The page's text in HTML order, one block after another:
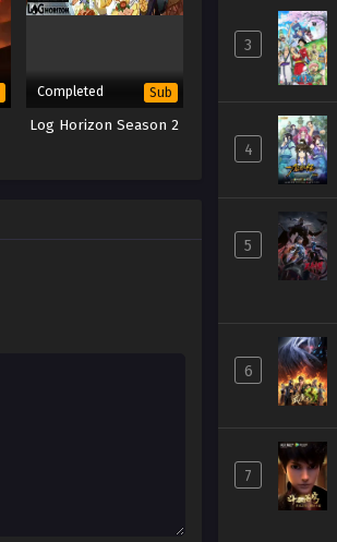
Completed Sub
Log Horizon Season 2
3
4
5
6
7